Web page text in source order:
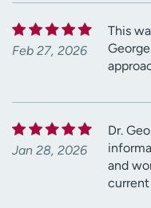
Feb 27, 2026
This
Jan 28, 2026
Dr.
and